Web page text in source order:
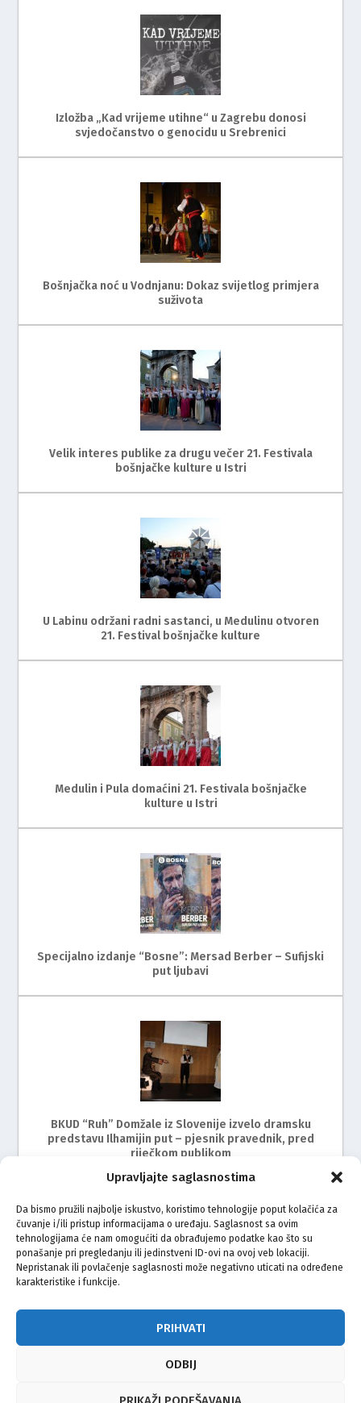
Upravljajte saglasnostima
Da bismo pružili najbolje iskustvo, koristimo tehnologije poput kolačića za
čuvanje i/ili pristup informacijama o uređaju. Saglasnost sa ovim
tehnologijama će nam omogućiti da obrađujemo podatke kao što su
ponašanje pri pregledanju ili jedinstveni ID-ovi na ovoj veb lokaciji.
Nepristanak ili povlačenje saglasnosti može negativno uticati na određene
karakteristike i funkcije.
PRIHVATI
ODBIJ
Izložba „Kad vrijeme utihne“ u Zagrebu donosi
svjedočanstvo o genocidu u Srebrenici
Bošnjačka noć u Vodnjanu: Dokaz svijetlog primjera
suživota
Velik interes publike za drugu večer 21. Festivala
bošnjačke kulture u Istri
U Labinu održani radni sastanci, u Medulinu otvoren
21. Festival bošnjačke kulture
Medulin i Pula domaćini 21. Festivala bošnjačke
kulture u Istri
Specijalno izdanje “Bosne”: Mersad Berber – Sufijski
put ljubavi
BKUD “Ruh” Domžale iz Slovenije izvelo dramsku
predstavu Ilhamijin put – pjesnik pravednik, pred
riječkom publikom
BKUD Sevdah Zagreb uspješno organizirao II. smotru
folklora i kulturnog stvaralaštva
© Vijeće bošnjačke nacionalne manjine Grada Zagreba 2026